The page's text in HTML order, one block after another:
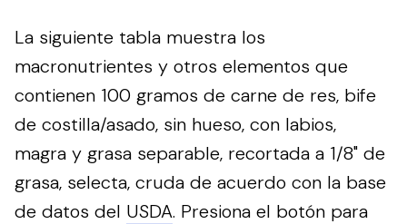
La siguiente tabla muestra los
macronutrientes y otros elementos que
contienen 100 gramos de carne de res, bife
de costilla/asado, sin hueso, con labios,
magra y grasa separable, recortada a 1/8" de
grasa, selecta, cruda de acuerdo con la base
de datos del USDA. Presiona el botón para